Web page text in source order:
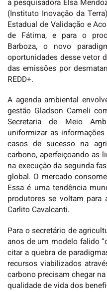
a pesquisadora Elsa
(Instituto Inovação da
Estadual de Validação e
de Fátima, e para o
Barboza, o novo
oportunidades desse vetor
das emissões por
REDD+.
A agenda ambiental
gestão Gladson Cameli
Secretaria de Meio
uniformizar as
casos de sucesso na
carbono, aperfeiçoando as
na execução da segunda
global. O mercado
Essa é uma tendência
produtores se voltam para
Carlito Cavalcanti.
Para o secretário de
anos de um modelo falido
citar a quebra de
recursos viabilizados
carbono precisam chegar
qualidade de vida dos